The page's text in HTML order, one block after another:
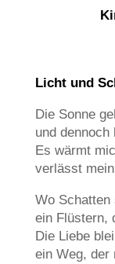
Licht und
Die Sonne
und dennoch
Es wärmt
verlässt
Wo Schatten
ein Flüstern,
Die Liebe
ein Weg, der